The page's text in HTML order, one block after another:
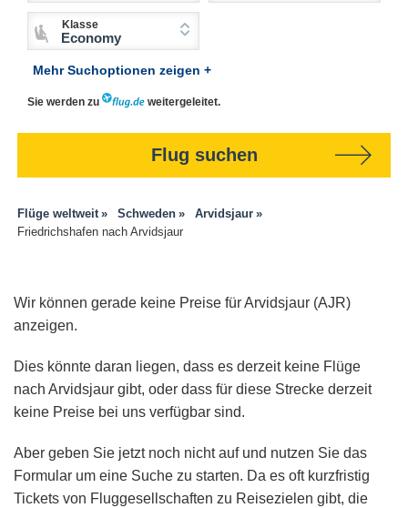
Klasse
Economy
Mehr Suchoptionen zeigen +
Sie werden zu weitergeleitet.
Flug suchen
Flüge weltweit Schweden
Arvidsjaur
Friedrichshafen nach Arvidsjaur
Wir können gerade keine Preise für Arvidsjaur (AJR)
anzeigen.
Dies könnte daran liegen, dass es derzeit keine Flüge
nach Arvidsjaur gibt, oder dass für diese Strecke derzeit
keine Preise bei uns verfügbar sind.
Aber geben Sie jetzt noch nicht auf und nutzen Sie das
Formular um eine Suche zu starten. Da es oft kurzfristig
Tickets von Fluggesellschaften zu Reisezielen gibt, die